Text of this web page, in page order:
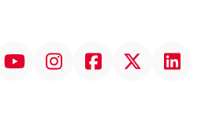
InstagramFacebookTwitter Linkedin